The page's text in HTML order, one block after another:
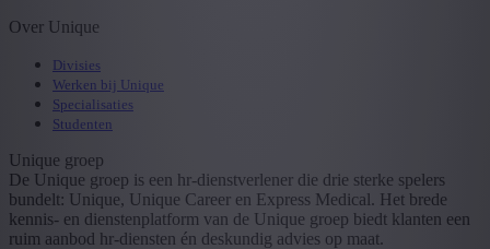
Over Unique
Divisies
Werken bij Unique
Specialisaties
Studenten
Unique groep
De Unique groep is een hr-dienstverlener die drie sterke spelers
bundelt: Unique, Unique Career en Express Medical. Het brede
kennis- en dienstenplatform van de Unique groep biedt klanten een
ruim aanbod hr-diensten én deskundig advies op maat.